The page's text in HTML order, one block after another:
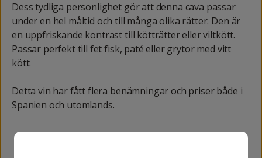
Dess tydliga personlighet gör att denna cava passar
under en hel måltid och till många olika rätter. Den är
en uppfriskande kontrast till kötträtter eller viltkött.
Passar perfekt till fet fisk, paté eller grytor med vitt
kött.
Detta vin har fått flera benämningar och priser både i
Spanien och utomlands.